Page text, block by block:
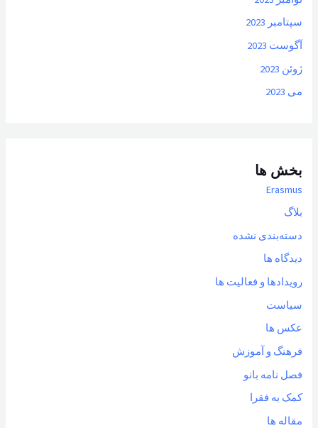
سپتامبر 2023
آگوست 2023
ژوئن 2023
می 2023
بخش ها
Erasmus
بلاگ
دسته‌بندی نشده
دیدگاه ها
رویدادها و فعالیت ها
سیاست
عکس ها
فرهنگ و آموزش
فصل نامه بانو
کمک به فقرا
مقاله ها